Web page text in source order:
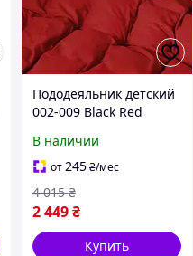
Пододеяльник детский
002-009 Black Red
пододеяльник 110х140
см
В наличии
от245 ₴/мес
2 449 ₴
4 015 ₴
Купить